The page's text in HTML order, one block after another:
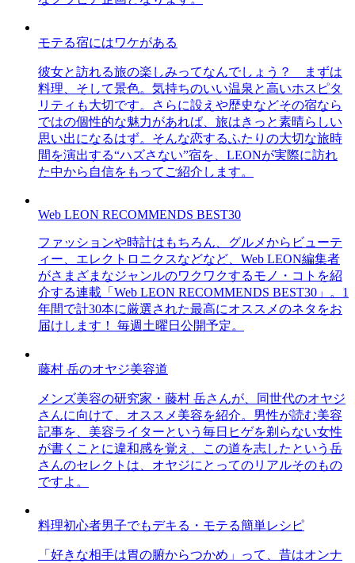
モテる宿にはワケがある
彼女と訪れる旅の楽しみってなんでしょう？ まずは
料理、そして景色。気持ちのいい温泉と高いホスピタ
リティも大切です。さらに設えや歴史などその宿なら
ではの個性的な魅力があれば、旅はきっと素晴らしい
思い出になるはず。そんな恋するふたりの大切な旅時
間を演出する“ハズさない”宿を、LEONが実際に訪れ
た中から自信をもってご紹介します。
Web LEON RECOMMENDS BEST30
ファッションや時計はもちろん、グルメからビューテ
ィー、エレクトロニクスなどなど、Web LEON編集者
がさまざまなジャンルのワクワクするモノ・コトを紹
介する連載「Web LEON RECOMMENDS BEST30」。1
年間で計30本に厳選された最高にオススメのネタをお
届けします！ 毎週土曜日公開予定。
藤村 岳のオヤジ美容道
メンズ美容の研究家・藤村 岳さんが、同世代のオヤジ
さんに向けて、オススメ美容を紹介。男性が読む美容
記事を、美容ライターという毎日ヒゲを剃らない女性
が書くことに違和感を覚え、この道を志したという岳
さんのセレクトは、オヤジにとってのリアルそのもの
ですよ。
料理初心者男子でもデキる・モテる簡単レシピ
「好きな相手は胃の腑からつかめ」って、昔はオンナ